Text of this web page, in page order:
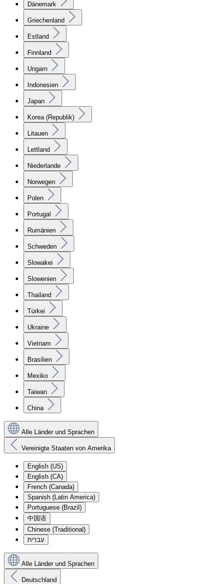
Dänemark
Griechenland
Estland
Finnland
Ungarn
Indonesien
Japan
Korea (Republik)
Litauen
Lettland
Niederlande
Norwegen
Polen
Portugal
Rumänien
Schweden
Slowakei
Slowenien
Thailand
Türkei
Ukraine
Vietnam
Brasilien
Mexiko
Taiwan
China
Alle Länder und Sprachen
Vereinigte Staaten von Amerika
English (US)
English (CA)
French (Canada)
Spanish (Latin America)
Portuguese (Brazil)
中国语
Chinese (Traditional)
עִברִית
Alle Länder und Sprachen
Deutschland